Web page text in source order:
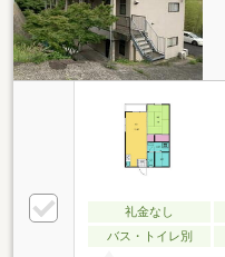
礼金なし
バス・トイレ別